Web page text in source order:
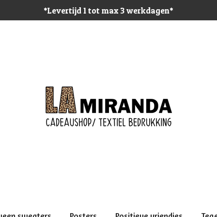
*Levertijd 1 tot max 3 werkdagen*